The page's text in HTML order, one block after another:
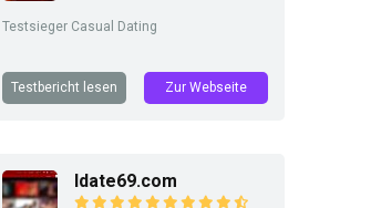
Testsieger Casual Dating
Testbericht lesen Zur Webseite
Idate69.com